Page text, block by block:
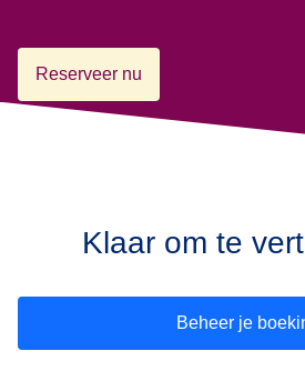
Reserveer nu
Klaar om te
Beheer je